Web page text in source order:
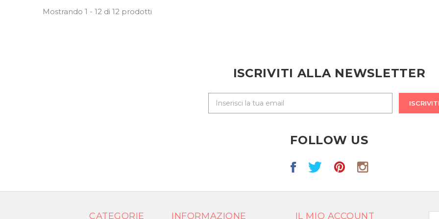
Mostrando 1 - 12 di 12 prodotti
ISCRIVITI ALLA NEWSLETTER
FOLLOW US
CATEGORIE INFORMAZIONE IL MIO ACCOUNT